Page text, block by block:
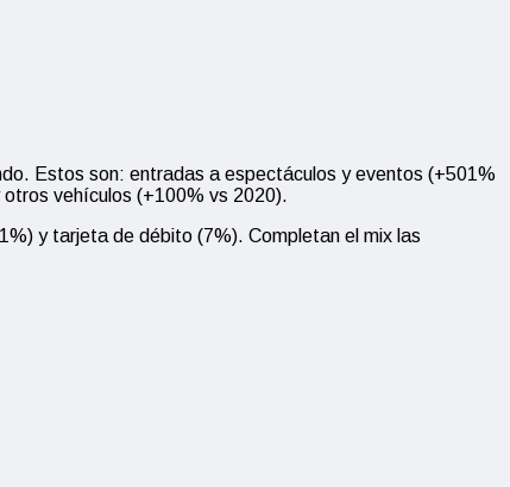
Estos son: entradas a espectáculos y eventos (+501%
vehículos (+100% vs 2020).
y tarjeta de débito (7%). Completan el mix las